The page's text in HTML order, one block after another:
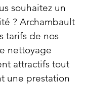
souhaitez un
? Archambault
tarifs de nos
nettoyage
attractifs tout
une prestation